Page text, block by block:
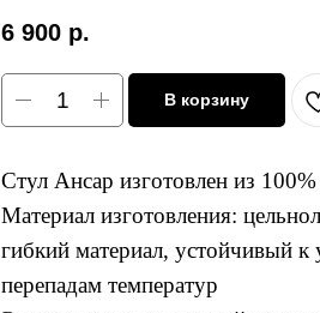
6 900 р.
В корзину
Стул Ансар изготовлен из
Материал изготовления:
гибкий материал, устойчивый к
перепадам температур